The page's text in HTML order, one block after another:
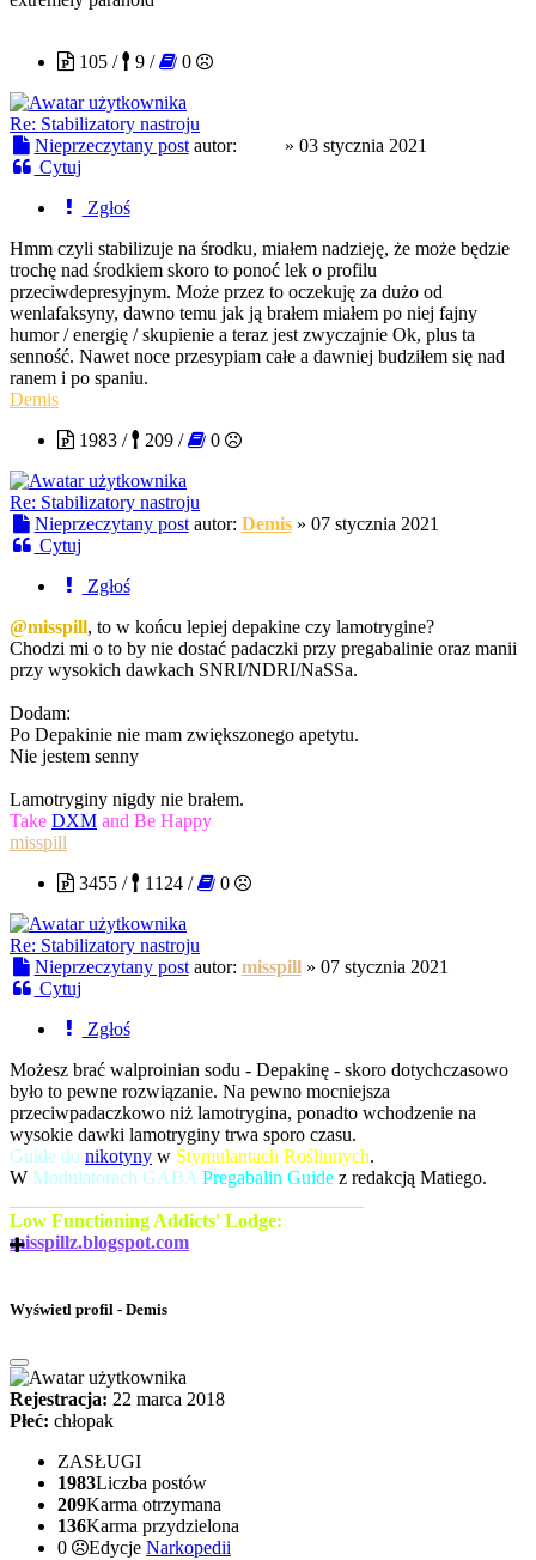
105 /
9 / 0
Re: Stabilizatory nastroju
Nieprzeczytany post autor: » 03 stycznia 2021
Cytuj
Zgłoś
Hmm czyli stabilizuje na środku, miałem nadzieję, że może będzie
trochę nad środkiem skoro to ponoć lek o profilu
przeciwdepresyjnym. Może przez to oczekuję za dużo od
wenlafaksyny, dawno temu jak ją brałem miałem po niej fajny
humor / energię / skupienie a teraz jest zwyczajnie Ok, plus ta
senność. Nawet noce przesypiam całe a dawniej budziłem się nad
ranem i po spaniu.
Demis
1983 /
209 / 0
Re: Stabilizatory nastroju
Nieprzeczytany post autor: Demis» 07 stycznia 2021
Cytuj
Zgłoś
@misspill, to w końcu lepiej depakine czy lamotrygine?
Chodzi mi o to by nie dostać padaczki przy pregabalinie oraz manii
przy wysokich dawkach SNRI/NDRI/NaSSa.
Dodam:
Po Depakinie nie mam zwiększonego apetytu.
Nie jestem senny
Lamotryginy nigdy nie brałem.
Take DXM and Be Happy
misspill
3455 /
1124 / 0
Re: Stabilizatory nastroju
Nieprzeczytany post autor: misspill» 07 stycznia 2021
Cytuj
Zgłoś
Możesz brać walproinian sodu - Depakinę - skoro dotychczasowo
było to pewne rozwiązanie. Na pewno mocniejsza
przeciwpadaczkowo niż lamotrygina, ponadto wchodzenie na
wysokie dawki lamotryginy trwa sporo czasu.
Guide do nikotyny w Stymulantach Roślinnych.
W Modulatorach GABA Pregabalin Guide z redakcją Matiego.
Low Functioning Addicts' Lodge:
misspillz.blogspot.com
Wyświetl profil - Demis
Rejestracja: 22 marca 2018
Płeć: chłopak
ZASŁUGI
1983Liczba postów
209Karma otrzymana
136Karma przydzielona
0
Edycje Narkopedii